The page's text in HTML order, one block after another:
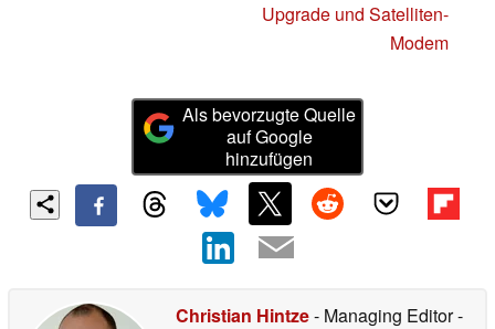
Upgrade und Satelliten-
Modem
Als bevorzugte Quelle
auf Google
hinzufügen
Christian Hintze- Managing Editor-